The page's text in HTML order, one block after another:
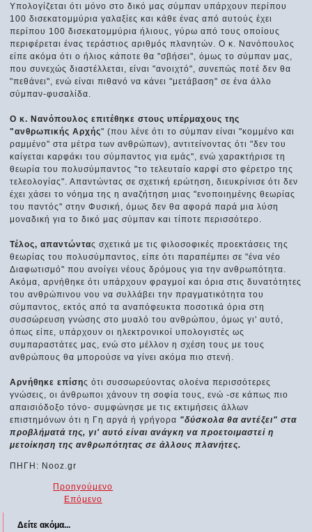
Υπολογίζεται ότι μόνο στο δικό μας σύμπαν υπάρχουν περίπου
100 δισεκατομμύρια γαλαξίες και κάθε ένας από αυτούς έχει
περίπου 100 δισεκατομμύρια ήλιους, γύρω από τους οποίους
περιφέρεται ένας τεράστιος αριθμός πλανητών. Ο κ. Νανόπουλος
είπε ακόμα ότι ο ήλιος κάποτε θα "σβήσει", όμως το σύμπαν μας,
που συνεχώς διαστέλλεται, είναι "ανοιχτό", συνεπώς ποτέ δεν θα
"πεθάνει", ενώ είναι πιθανό να κάνει "μετάβαση" σε ένα άλλο
σύμπαν-φυσαλίδα.
Ο κ. Νανόπουλος επιτέθηκε στους υπέρμαχους της
"ανθρωπικής Αρχής" (που λένε ότι το σύμπαν είναι "κομμένο και
ραμμένο" στα μέτρα των ανθρώπων), αντιτείνοντας ότι "δεν του
καίγεται καρφάκι του σύμπαντος για εμάς", ενώ χαρακτήρισε τη
θεωρία του πολυσύμπαντος "το τελευταίο καρφί στο φέρετρο της
τελεολογίας". Απαντώντας σε σχετική ερώτηση, διευκρίνισε ότι δεν
έχει χάσει το νόημα της η αναζήτηση μιας "ενοποιημένης θεωρίας
του παντός" στην Φυσική, όμως δεν θα αφορά παρά μια λύση
μοναδική για το δικό μας σύμπαν και τίποτε περισσότερο.
Τέλος, απαντώντας σχετικά με τις φιλοσοφικές προεκτάσεις της
θεωρίας του πολυσύμπαντος, είπε ότι παραπέμπει σε "ένα νέο
Διαφωτισμό" που ανοίγει νέους δρόμους για την ανθρωπότητα.
Ακόμα, αρνήθηκε ότι υπάρχουν φραγμοί και όρια στις δυνατότητες
του ανθρώπινου νου να συλλάβει την πραγματικότητα του
σύμπαντος, εκτός από τα αναπόφευκτα ποσοτικά όρια στη
συσσώρευση γνώσης στο μυαλό του ανθρώπου, όμως γι' αυτό,
όπως είπε, υπάρχουν οι ηλεκτρονικοί υπολογιστές ως
συμπαραστάτες μας, ενώ στο μέλλον η σχέση τους με τους
ανθρώπους θα μπορούσε να γίνει ακόμα πιο στενή.
Αρνήθηκε επίσης ότι συσσωρεύοντας ολοένα περισσότερες
γνώσεις, οι άνθρωποι χάνουν τη σοφία τους, ενώ -σε κάπως πιο
απαισιόδοξο τόνο- συμφώνησε με τις εκτιμήσεις άλλων
επιστημόνων ότι η Γη αργά ή γρήγορα "δύσκολα θα αντέξει" στα
προβλήματά της, γι' αυτό είναι ανάγκη να προετοιμαστεί η
μετοίκηση της ανθρωπότητας σε άλλους πλανήτες.
ΠΗΓΗ: Nooz.gr
Προηγούμενο
Επόμενο
Δείτε ακόμα...